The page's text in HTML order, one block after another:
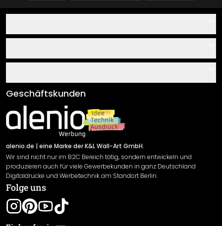
Über uns
Klebe- und Montageanleitungen
Newsletter An-/Abmeldung
Sendungsverfolgung
AGB
Impressum
Versand & Zahlung
Rücksendung
Widerrufsrecht
Datenschutzerklärung
Gewährleistung
Leistungserklärung / CE-Zeichen
Geschäftskunden
alenio.de | eine Marke der K&L Wall-Art GmbH.
Wir sind nicht nur im B2C Bereich tätig, sondern entwickeln und
produzieren auch für viele Gewerbekunden in ganz Deutschland
Digitaldrucke und Werbetechnik am Standort Berlin.
Folge uns